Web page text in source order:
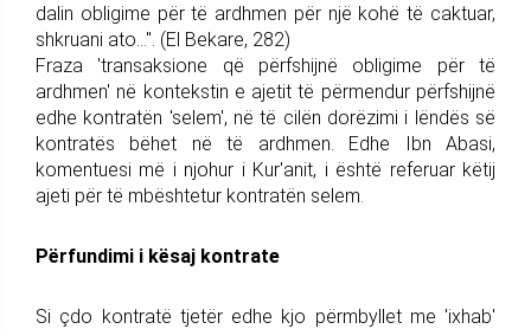
dalin obligime për të ardhmen për një kohë të caktuar,
shkruani ato...". (El Bekare, 282)
Fraza 'transaksione që përfshijnë obligime për të
ardhmen' në kontekstin e ajetit të përmendur përfshijnë
edhe kontratën 'selem', në të cilën dorëzimi i lëndës së
kontratës bëhet në të ardhmen. Edhe Ibn Abasi,
komentuesi më i njohur i Kur'anit, i është referuar këtij
ajeti për të mbështetur kontratën selem.
Përfundimi i kësaj kontrate
Si çdo kontratë tjetër edhe kjo përmbyllet me 'ixhab'